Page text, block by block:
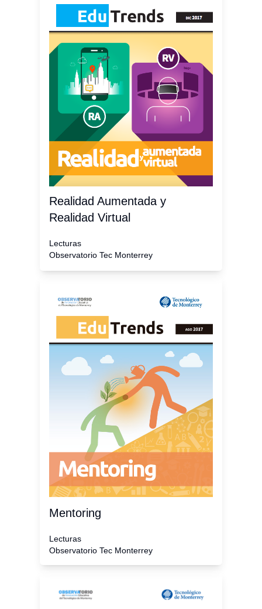
Realidad Aumentada y
Realidad Virtual
Lecturas
Observatorio Tec Monterrey
Mentoring
Lecturas
Observatorio Tec Monterrey